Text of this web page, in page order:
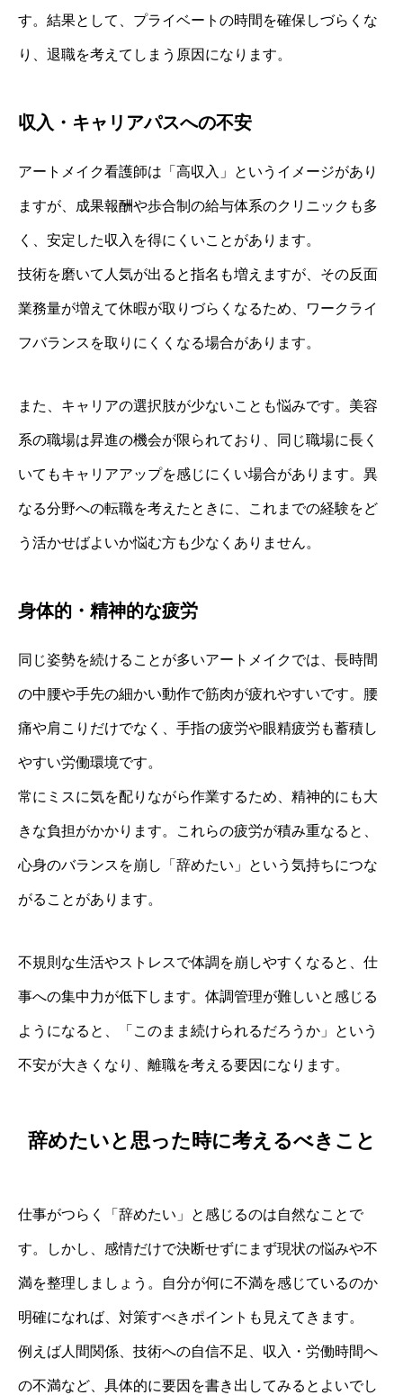
す。結果として、プライベートの時間を確保しづらくな
り、退職を考えてしまう原因になります。
収入・キャリアパスへの不安
アートメイク看護師は「高収入」というイメージがあり
ますが、成果報酬や歩合制の給与体系のクリニックも多
く、安定した収入を得にくいことがあります。
技術を磨いて人気が出ると指名も増えますが、その反面
業務量が増えて休暇が取りづらくなるため、ワークライ
フバランスを取りにくくなる場合があります。
また、キャリアの選択肢が少ないことも悩みです。美容
系の職場は昇進の機会が限られており、同じ職場に長く
いてもキャリアアップを感じにくい場合があります。異
なる分野への転職を考えたときに、これまでの経験をど
う活かせばよいか悩む方も少なくありません。
身体的・精神的な疲労
同じ姿勢を続けることが多いアートメイクでは、長時間
の中腰や手先の細かい動作で筋肉が疲れやすいです。腰
痛や肩こりだけでなく、手指の疲労や眼精疲労も蓄積し
やすい労働環境です。
常にミスに気を配りながら作業するため、精神的にも大
きな負担がかかります。これらの疲労が積み重なると、
心身のバランスを崩し「辞めたい」という気持ちにつな
がることがあります。
不規則な生活やストレスで体調を崩しやすくなると、仕
事への集中力が低下します。体調管理が難しいと感じる
ようになると、「このまま続けられるだろうか」という
不安が大きくなり、離職を考える要因になります。
辞めたいと思った時に考えるべきこと
仕事がつらく「辞めたい」と感じるのは自然なことで
す。しかし、感情だけで決断せずにまず現状の悩みや不
満を整理しましょう。自分が何に不満を感じているのか
明確になれば、対策すべきポイントも見えてきます。
例えば人間関係、技術への自信不足、収入・労働時間へ
の不満など、具体的に要因を書き出してみるとよいでし